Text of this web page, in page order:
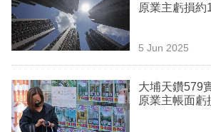
市
理
商
業
原業主虧損約
5 Jun 2025
大埔天鑽579
原業主帳面虧